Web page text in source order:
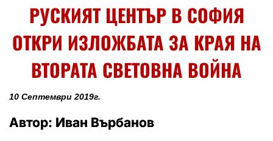
РУСКИЯТ ЦЕНТЪР В СОФИЯ
ОТКРИ ИЗЛОЖБАТА ЗА КРАЯ НА
ВТОРАТА СВЕТОВНА ВОЙНА
10 Септември 2019г.
Автор: Иван Върбанов